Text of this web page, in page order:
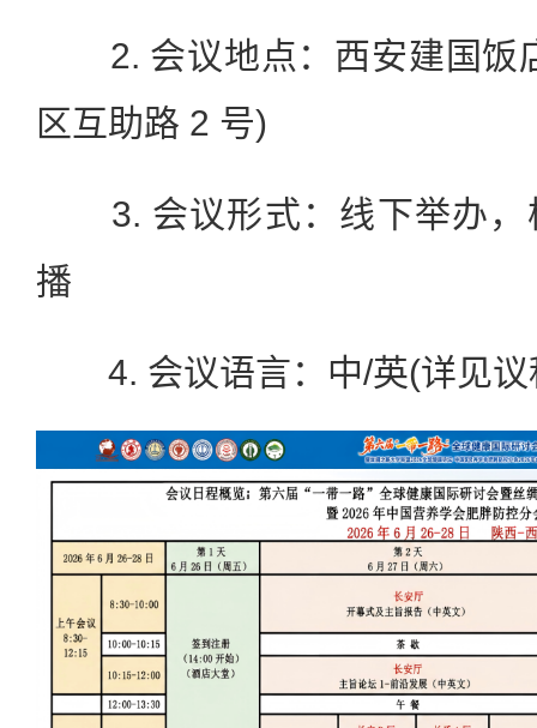
2. 会议地点：西安建国饭
区互助路 2 号)
3. 会议形式：线下举办，
播
4. 会议语言：中/英(详见议